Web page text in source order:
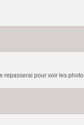
pour voir les